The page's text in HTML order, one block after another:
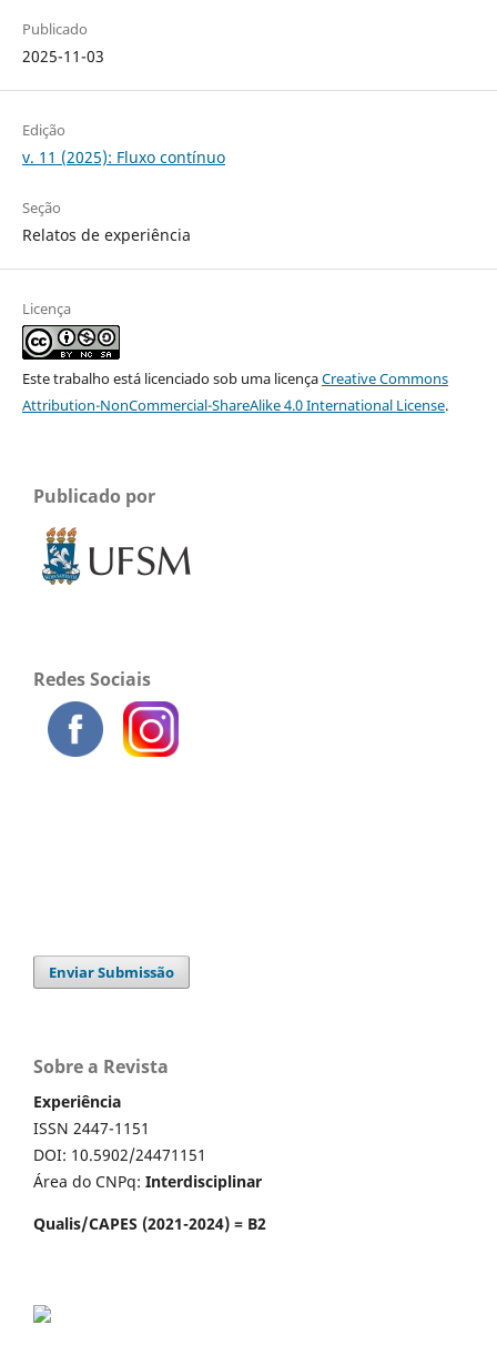
Publicado
2025-11-03
Edição
v. 11 (2025): Fluxo contínuo
Seção
Relatos de experiência
Licença
Este trabalho está licenciado sob uma licençaCreative Commons
Attribution-NonCommercial-ShareAlike 4.0 International License.
Publicado por
Redes Sociais
Enviar Submissão
Sobre a Revista
Experiência
ISSN 2447-1151
DOI: 10.5902/24471151
Área do CNPq: Interdisciplinar
Qualis/CAPES (2021-2024) = B2